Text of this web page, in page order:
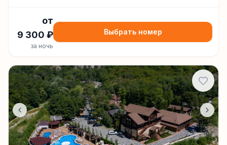
от
9 300 ₽
за ночь
Выбрать номер